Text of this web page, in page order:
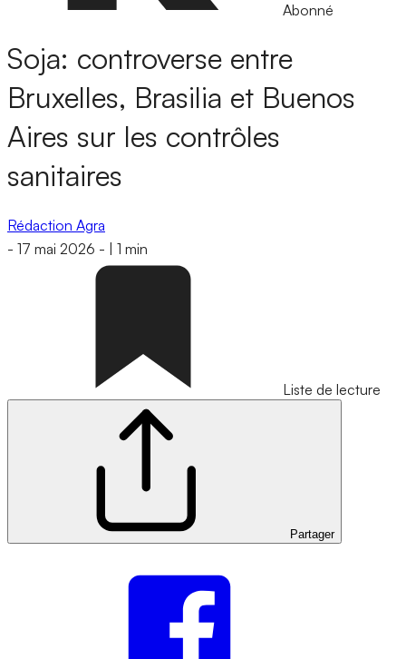
Abonné
Soja: controverse entre
Bruxelles, Brasilia et Buenos
Aires sur les contrôles
sanitaires
Rédaction Agra
- 17 mai 2026 - 1 min
Liste de lecture
Partager